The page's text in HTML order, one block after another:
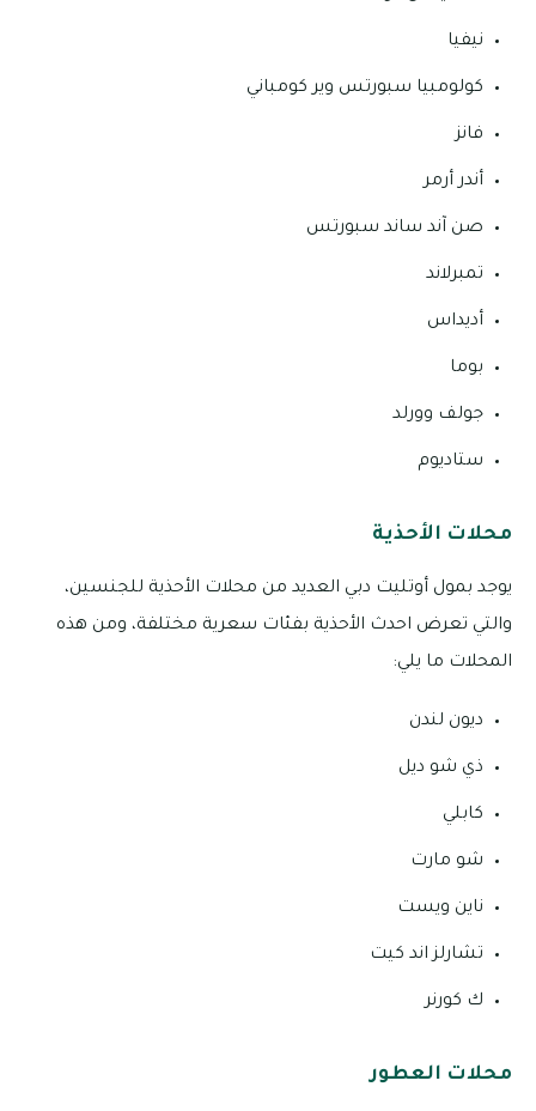
نيفيا
كولومبيا سبورتس وير كومباني
فانز
أندر أرمر
صن آند ساند سبورتس
تمبرلاند
أديداس
بوما
جولف وورلد
ستاديوم
محلات الأحذية
يوجد بمول أوتليت دبي العديد من محلات الأحذية للجنسين،
والتي تعرض احدث الأحذية بفئات سعرية مختلفة، ومن هذه
المحلات ما يلي:
ديون لندن
ذي شو ديل
كابلي
شو مارت
ناين ويست
تشارلز اند كيت
ك كورنر
محلات العطور